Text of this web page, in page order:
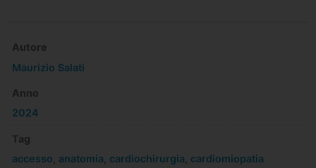
Autore
Maurizio Salati
Anno
2024
Tag
accesso anatomia cardiochirurgia cardiomiopatia